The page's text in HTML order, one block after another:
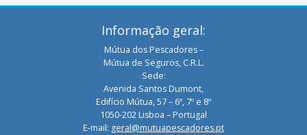
Informação geral:
Mútua dos Pescadores –
Mútua de Seguros, C.R.L.
Sede:
Avenida Santos Dumont,
Edifício Mútua, 57 – 6º, 7º e 8º
1050-202 Lisboa – Portugal
E-mail: geral@mutuapescadores.pt